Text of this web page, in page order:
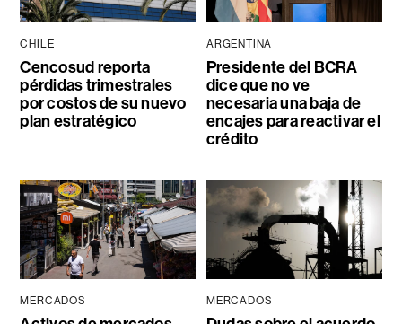
CHILE
Cencosud reporta
pérdidas trimestrales
por costos de su nuevo
plan estratégico
ARGENTINA
Presidente del BCRA
dice que no ve
necesaria una baja de
encajes para reactivar el
crédito
MERCADOS MERCADOS